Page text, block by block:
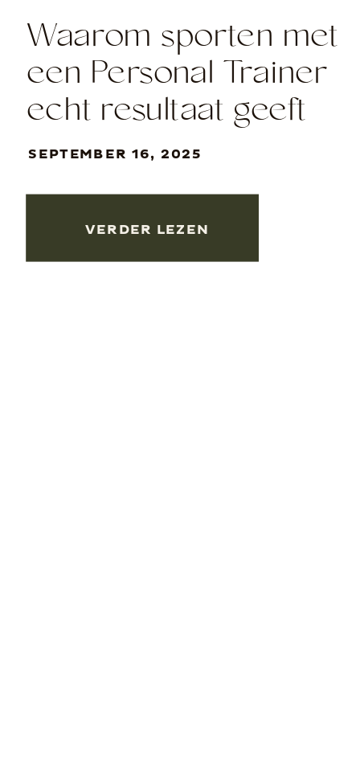
SEPTEMBER 16, 2025
Waarom sporten met
een Personal Trainer
echt resultaat geeft
en jouw leven
verandert!
VERDER LEZEN